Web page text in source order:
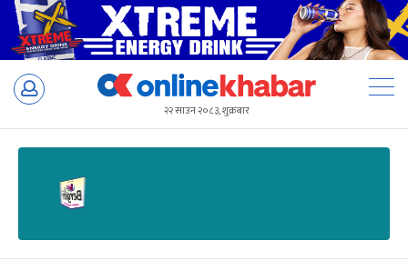
Skip
२२ साउन २०८३, शुक्रबार